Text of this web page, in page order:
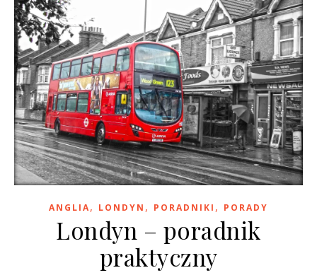
ANGLIA, LONDYN , PORADNIKI , PORADY
Londyn – poradnik
praktyczny